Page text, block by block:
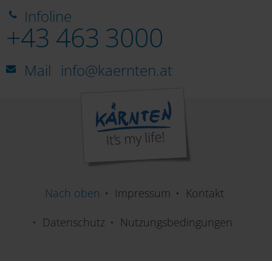
Infoline
+43 463 3000
Mail info@kaernten.at
Nach oben Impressum
Kontakt
Datenschutz
Nutzungsbedingungen